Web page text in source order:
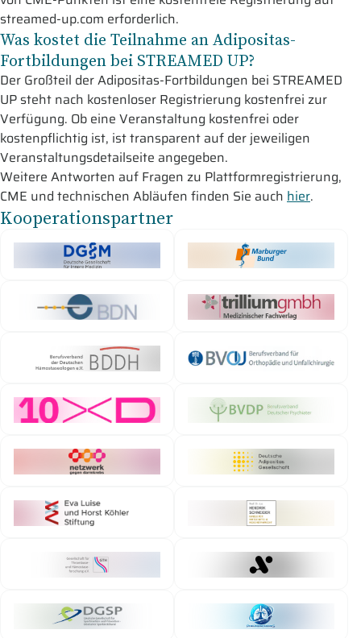
streamed-up.com erforderlich.
Was kostet die Teilnahme an Adipositas-
Fortbildungen bei STREAMED UP?
Der Großteil der Adipositas-Fortbildungen bei STREAMED
UP steht nach kostenloser Registrierung kostenfrei zur
Verfügung. Ob eine Veranstaltung kostenfrei oder
kostenpflichtig ist, ist transparent auf der jeweiligen
Veranstaltungsdetailseite angegeben.
Weitere Antworten auf Fragen zu Plattformregistrierung,
CME und technischen Abläufen finden Sie auch hier.
Kooperationspartner